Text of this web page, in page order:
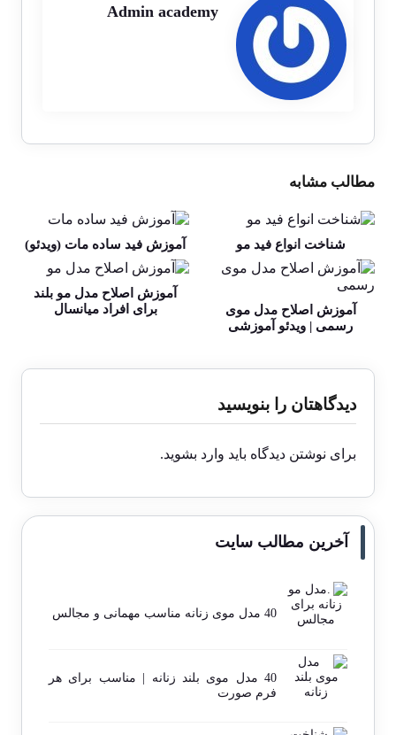
Admin academy
مطالب مشابه
شناخت انواع فید مو آموزش فید ساده مات (ویدئو)
آموزش اصلاح مدل موی
رسمی | ویدئو آموزشی
آموزش اصلاح مدل مو بلند
برای افراد میانسال
دیدگاهتان را بنویسید
برای نوشتن دیدگاه باید وارد بشوید.
آخرین مطالب سایت
40 مدل موی زنانه مناسب مهمانی و مجالس
40 مدل موی بلند زنانه | مناسب برای هر
فرم صورت